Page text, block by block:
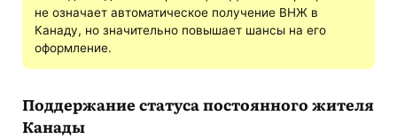
не означает автоматическое получение ВНЖ в
Канаду, но значительно повышает шансы на его
оформление.
Поддержание статуса постоянного жителя
Канады